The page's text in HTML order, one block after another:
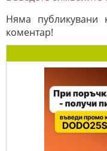
Няма публикувани
коментар!